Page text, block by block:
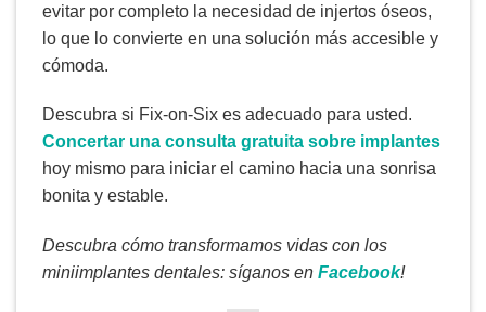
evitar por completo la necesidad de injertos óseos,
lo que lo convierte en una solución más accesible y
cómoda.
Descubra si Fix-on-Six es adecuado para usted.
Concertar una consulta gratuita sobre implantes
hoy mismo para iniciar el camino hacia una sonrisa
bonita y estable.
Descubra cómo transformamos vidas con los
miniimplantes dentales: síganos en Facebook!